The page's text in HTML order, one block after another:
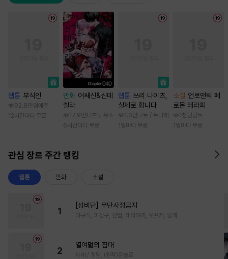
웹툰 부식인
92.8만 임애주
12시간마다 무료
만화 어쌔신&신데
렐라
17.9만 나츠노 유조
6시간마다 무료
웹툰 쓰리 나이츠,
실제로 합니다
1.3만 고토 / 두나래
1일마다 무료
소설 언로맨틱 페
로몬 테라피
1천 망랑독
1일마다 무료
관심 장르 주간 랭킹
웹툰 만화 소설
1
[성비단] 무단사정금지
마규식, 피상구, 진월, 테리야끼, 오프카, 뚱개
2
열여덟의 침대
자태 / 청담, (원작)문슬로